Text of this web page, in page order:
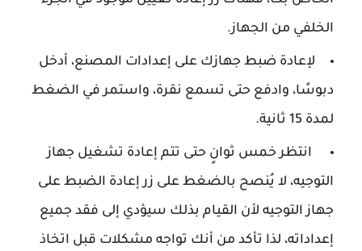
الخلفي من الجهاز.
لإعادة ضبط جهازك على إعدادات المصنع، أدخل
دبوسًا، وادفع حتى تسمع نقرة، واستمر في الضغط
لمدة 15 ثانية.
انتظر خمس ثوانٍ حتى تتم إعادة تشغيل جهاز
التوجيه، لا يُنصح بالضغط على زر إعادة الضبط على
جهاز التوجيه لأن القيام بذلك سيؤدي إلى فقد جميع
إعداداته، لذا تأكد من أنك تواجه مشكلات قبل اتخاذ